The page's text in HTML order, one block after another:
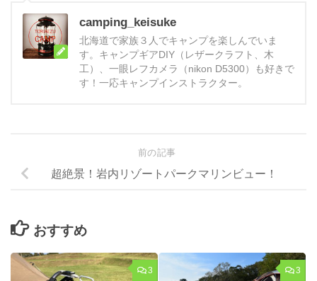
camping_keisuke
北海道で家族３人でキャンプを楽しんでいま
す。キャンプギアDIY（レザークラフト、木
工）、一眼レフカメラ（nikon D5300）も好きで
す！一応キャンプインストラクター。
前の記事
超絶景！岩内リゾートパークマリンビュー！
おすすめ
3 3